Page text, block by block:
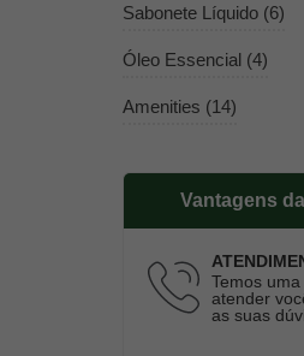
Sabonete Líquido (6)
Óleo Essencial (4)
Amenities (14)
Vantagens
Temos
atender
as suas